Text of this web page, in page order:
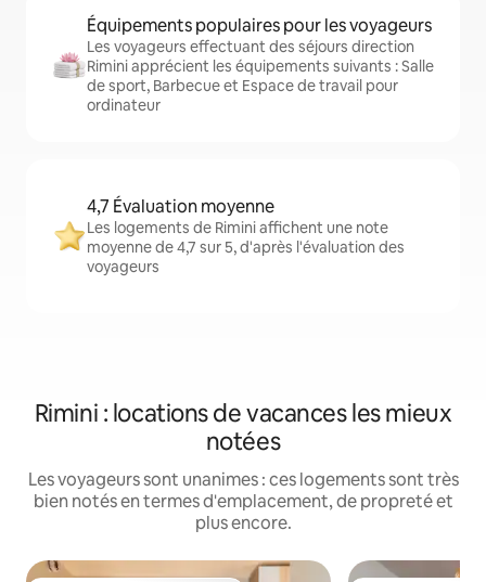
Équipements populaires pour les voyageurs
Les voyageurs effectuant des séjours direction
Rimini apprécient les équipements suivants : Salle
de sport, Barbecue et Espace de travail pour
ordinateur
4,7 Évaluation moyenne
Les logements de Rimini affichent une note
moyenne de 4,7 sur 5, d'après l'évaluation des
voyageurs
Rimini : locations de vacances les mieux
notées
Les voyageurs sont unanimes : ces logements sont très
bien notés en termes d'emplacement, de propreté et
plus encore.